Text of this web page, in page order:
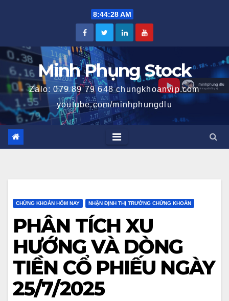
8:44:28 AM
Minh Phụng Stock
Zalo: 079 89 79 648 chungkhoanvip.com
youtube.com/minhphungdlu
CHỨNG KHOÁN HÔM NAY NHẬN ĐỊNH THỊ TRƯỜNG CHỨNG KHOÁN
PHÂN TÍCH XU
HƯỚNG VÀ DÒNG
TIỀN CỔ PHIẾU NGÀY
25/7/2025